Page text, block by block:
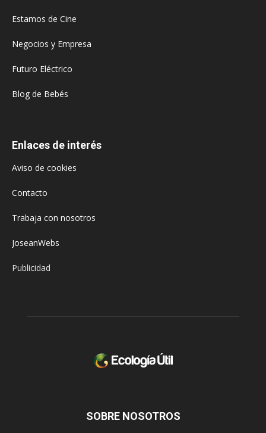
Estamos de Cine
Negocios y Empresa
Futuro Eléctrico
Blog de Bebés
Enlaces de interés
Aviso de cookies
Contacto
Trabaja con nosotros
JoseanWebs
Publicidad
SOBRE NOSOTROS